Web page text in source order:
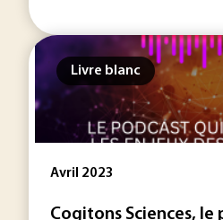
Livre blanc
Avril 2023
Cogitons Sciences, le